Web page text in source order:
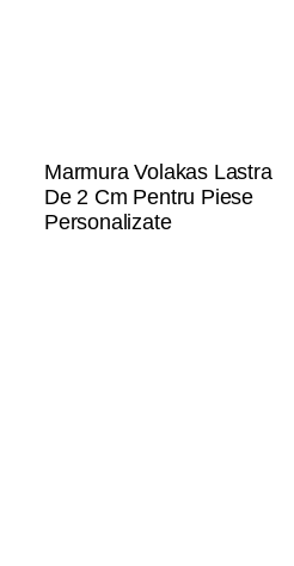
Marmura Volakas Lastra
De 2 Cm Pentru Piese
Personalizate